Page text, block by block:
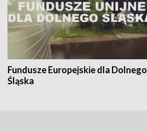
Fundusze Europejskie dla Dolnego
Śląska